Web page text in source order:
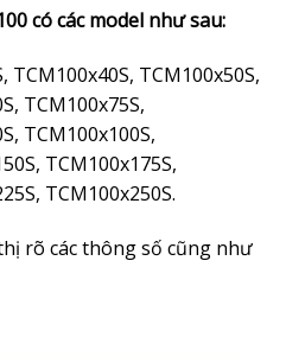
có các model như sau:
TCM100x40S, TCM100x50S,
TCM100x75S,
TCM100x100S,
TCM100x175S,
TCM100x250S.
rõ các thông số cũng như